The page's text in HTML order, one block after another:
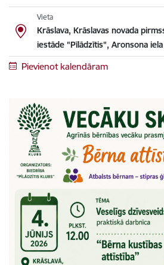
Vieta
Krāslava, Krāslavas novada
iestāde "Pīlādzītis", Aronsona iela
Pievienot kalendāram